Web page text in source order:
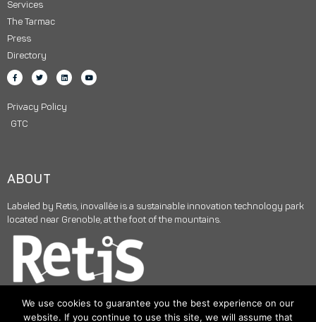
Services
The Tarmac
Press
Directory
Privacy Policy
GTC
ABOUT
Labeled by Retis, inovallée is a sustainable innovation technology park
located near Grenoble, at the foot of the mountains.
We use cookies to guarantee you the best experience on our
website. If you continue to use this site, we will assume that